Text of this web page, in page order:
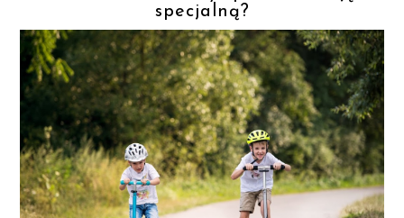
specjalną?